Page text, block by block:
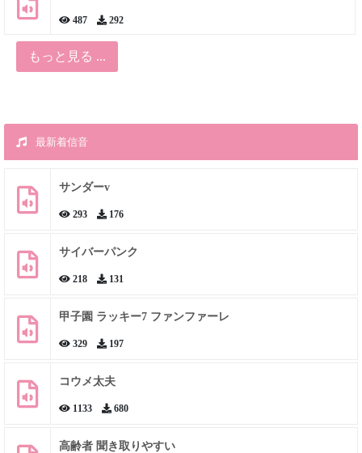
487 292
もっと見る ...
最新着信音
サンダーv
293 176
サイバーパンク
218 131
甲子園 ラッキー7 ファンファーレ
329 197
コウメ太夫
1133 680
高齢者 聞き取りやすい